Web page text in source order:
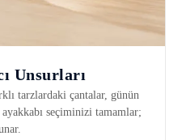
Unsurları
tarzlardaki çantalar, günün
seçiminizi tamamlar;